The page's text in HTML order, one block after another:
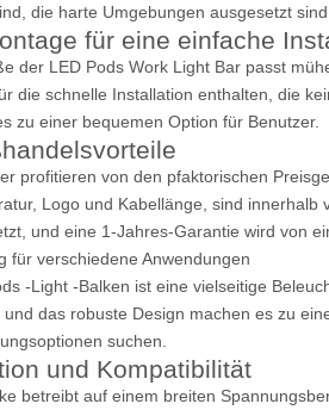
die harte Umgebungen ausgesetzt sind.
für eine einfache
der LED Pods Work Light Bar passt
die schnelle Installation enthalten, die
zu einer bequemen Option für Benutzer.
profitieren von den pfaktorischen
Logo und Kabellänge, sind
und eine 1-Jahres-Garantie wird von
für verschiedene Anwendungen
-Light -Balken ist eine vielseitige
das robuste Design machen es zu
suchen.
und Kompatibilität
betreibt auf einem breiten